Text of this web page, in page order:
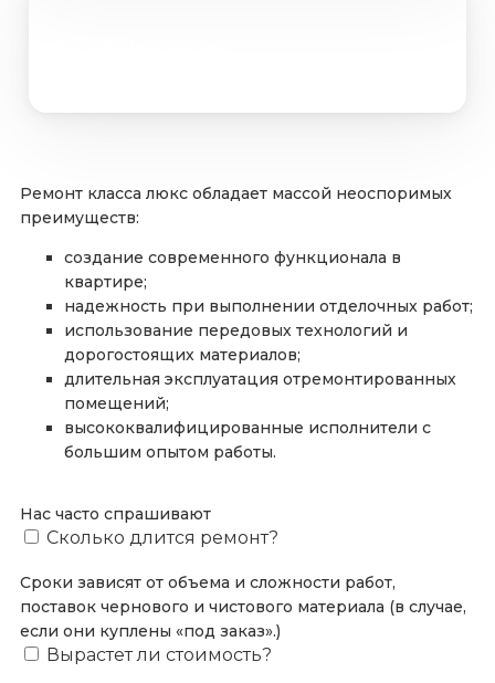
Ремонт класса люкс обладает массой неоспоримых
преимуществ:
создание современного функционала в
квартире;
надежность при выполнении отделочных работ;
использование передовых технологий и
дорогостоящих материалов;
длительная эксплуатация отремонтированных
помещений;
высококвалифицированные исполнители с
большим опытом работы.
Нас часто спрашивают
Сколько длится ремонт?
Сроки зависят от объема и сложности работ,
поставок чернового и чистового материала (в случае,
если они куплены «под заказ».)
Вырастет ли стоимость?